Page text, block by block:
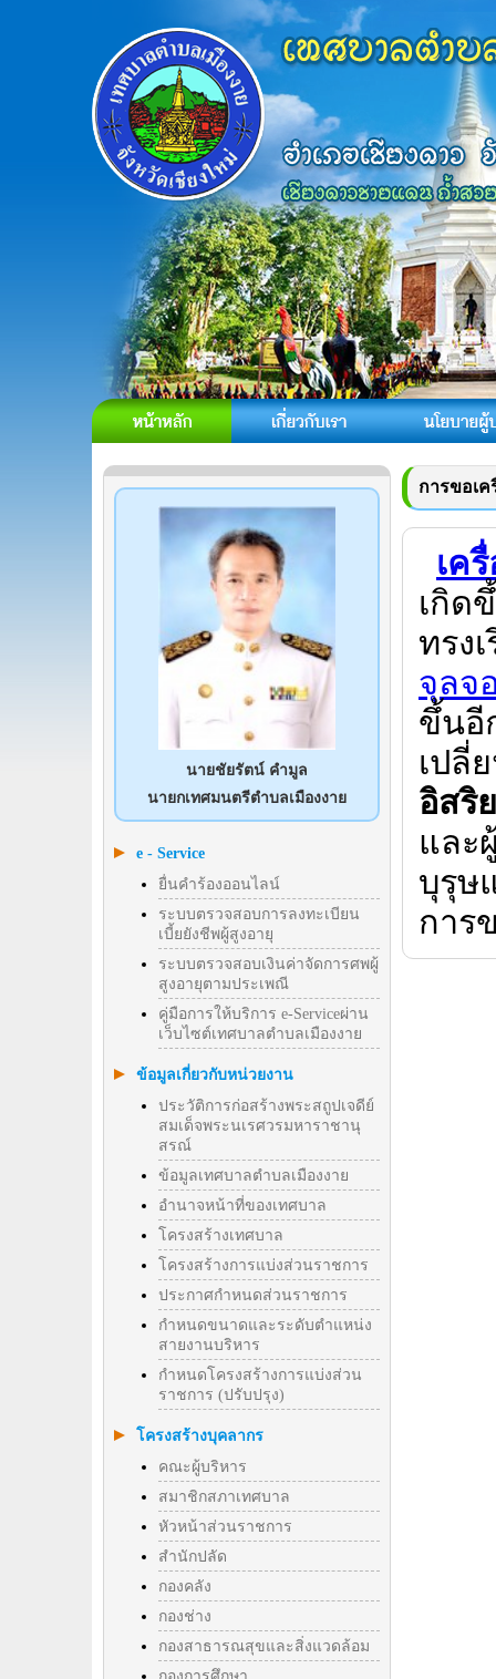
นายชัยรัตน์ คำมูล
นายกเทศมนตรีตำบลเมืองงาย
e - Service
ยื่นคำร้องออนไลน์
ระบบตรวจสอบการลงทะเบียน
เบี้ยยังชีพผู้สูงอายุ
ระบบตรวจสอบเงินค่าจัดการศพผู้
สูงอายุตามประเพณี
คู่มือการให้บริการ e-Serviceผ่าน
เว็บไซต์เทศบาลตำบลเมืองงาย
ข้อมูลเกี่ยวกับหน่วยงาน
ประวัติการก่อสร้างพระสถูปเจดีย์
สมเด็จพระนเรศวรมหาราชานุ
สรณ์
ข้อมูลเทศบาลตำบลเมืองงาย
อำนาจหน้าที่ของเทศบาล
โครงสร้างเทศบาล
โครงสร้างการแบ่งส่วนราชการ
ประกาศกำหนดส่วนราชการ
กำหนดขนาดและระดับตำแหน่ง
สายงานบริหาร
กำหนดโครงสร้างการแบ่งส่วน
ราชการ (ปรับปรุง)
โครงสร้างบุคลากร
คณะผู้บริหาร
สมาชิกสภาเทศบาล
หัวหน้าส่วนราชการ
สำนักปลัด
กองคลัง
กองช่าง
กองสาธารณสุขและสิ่งแวดล้อม
การขอเ
เค
เกิด
ทรง
จุลจ
ขึ้นอี
เปลี่
อิสริ
และ
บุรุษ
การ